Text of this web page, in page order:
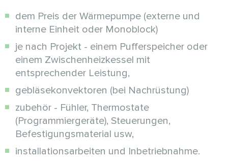
dem Preis der Wärmepumpe (externe und
interne Einheit oder Monoblock)
je nach Projekt - einem Pufferspeicher oder
einem Zwischenheizkessel mit
entsprechender Leistung,
gebläsekonvektoren (bei Nachrüstung)
zubehör - Fühler, Thermostate
(Programmiergeräte), Steuerungen,
Befestigungsmaterial usw,
installationsarbeiten und Inbetriebnahme.